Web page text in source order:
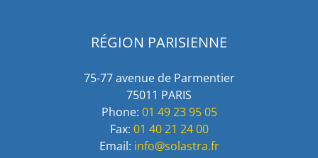
RÉGION PARISIENNE
75-77 avenue de Parmentier
75011 PARIS
Phone: 01 49 23 95 05
Fax: 01 40 21 24 00
Email: info@solastra.fr